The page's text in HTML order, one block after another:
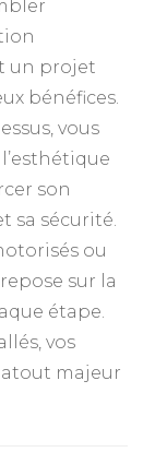
un projet
bénéfices.
vous
son
sa sécurité.
ou
sur la
étape.
vos
majeur